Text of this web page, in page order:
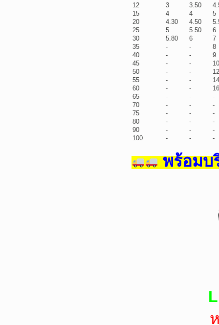
12
3 3.50
15
4 4
5
20
4.30 4.50
25
5 5.50
6
30
5.80 6
7
35
- -
8
40
- -
9
45
- -
10
50
- -
12
55
- -
14
60
- -
16
65
- -
-
70
- -
-
75
- -
-
80
- -
-
90
- -
-
100
- - -
พร้อมบ